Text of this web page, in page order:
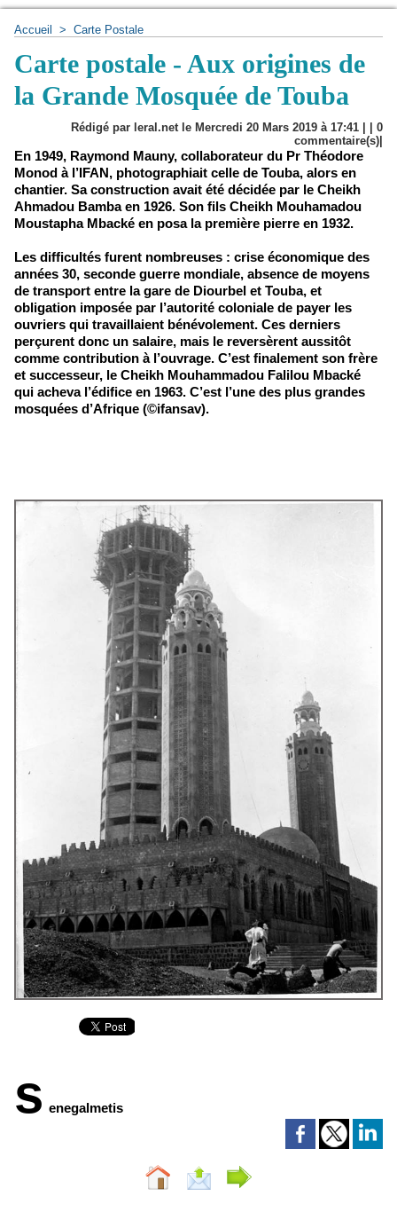
Accueil > Carte Postale
Carte postale - Aux origines de
la Grande Mosquée de Touba
Rédigé par leral.net le Mercredi 20 Mars 2019 à 17:41 | | 0
commentaire(s)|
En 1949, Raymond Mauny, collaborateur du Pr Théodore
Monod à l’IFAN, photographiait celle de Touba, alors en
chantier. Sa construction avait été décidée par le Cheikh
Ahmadou Bamba en 1926. Son fils Cheikh Mouhamadou
Moustapha Mbacké en posa la première pierre en 1932.
Les difficultés furent nombreuses : crise économique des
années 30, seconde guerre mondiale, absence de moyens
de transport entre la gare de Diourbel et Touba, et
obligation imposée par l’autorité coloniale de payer les
ouvriers qui travaillaient bénévolement. Ces derniers
perçurent donc un salaire, mais le reversèrent aussitôt
comme contribution à l’ouvrage. C’est finalement son frère
et successeur, le Cheikh Mouhammadou Falilou Mbacké
qui acheva l’édifice en 1963. C’est l’une des plus grandes
mosquées d’Afrique (©ifansav).
s enegalmetis